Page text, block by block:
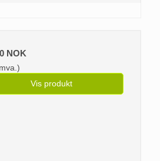
NOK
Vis produkt